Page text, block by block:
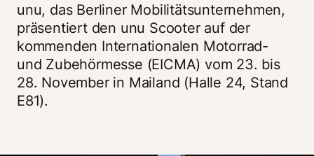
unu, das Berliner Mobilitätsunternehmen,
präsentiert den unu Scooter auf der
kommenden Internationalen Motorrad-
und Zubehörmesse (EICMA) vom 23. bis
28. November in Mailand (Halle 24, Stand
E81).